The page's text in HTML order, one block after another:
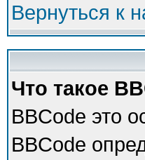
Вернуться к
Что такое
BBCode это
BBCode